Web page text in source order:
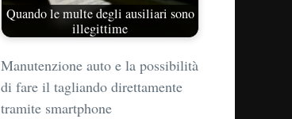
Quando le multe degli ausiliari sono
illegittime
Manutenzione auto e la possibilità
di fare il tagliando direttamente
tramite smartphone